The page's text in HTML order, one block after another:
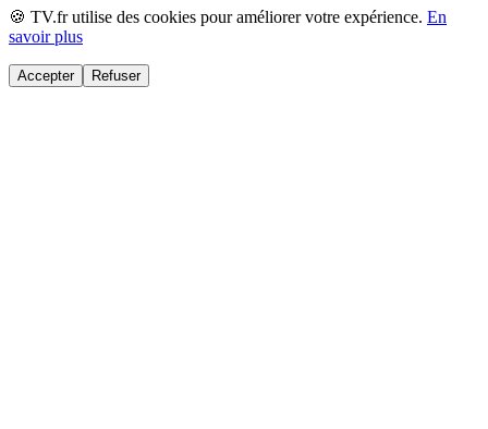
🍪 TV.fr utilise des cookies pour améliorer votre expérience. En
savoir plus
Accepter Refuser